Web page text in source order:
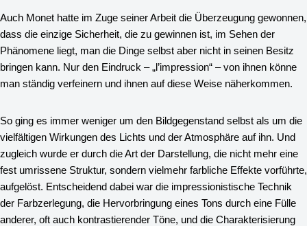
Auch Monet hatte im Zuge seiner Arbeit die Überzeugung gewonnen,
dass die einzige Sicherheit, die zu gewinnen ist, im Sehen der
Phänomene liegt, man die Dinge selbst aber nicht in seinen Besitz
bringen kann. Nur den Eindruck – „l’impression“ – von ihnen könne
man ständig verfeinern und ihnen auf diese Weise näherkommen.
So ging es immer weniger um den Bildgegenstand selbst als um die
vielfältigen Wirkungen des Lichts und der Atmosphäre auf ihn. Und
zugleich wurde er durch die Art der Darstellung, die nicht mehr eine
fest umrissene Struktur, sondern vielmehr farbliche Effekte vorführte,
aufgelöst. Entscheidend dabei war die impressionistische Technik
der Farbzerlegung, die Hervorbringung eines Tons durch eine Fülle
anderer, oft auch kontrastierender Töne, und die Charakterisierung